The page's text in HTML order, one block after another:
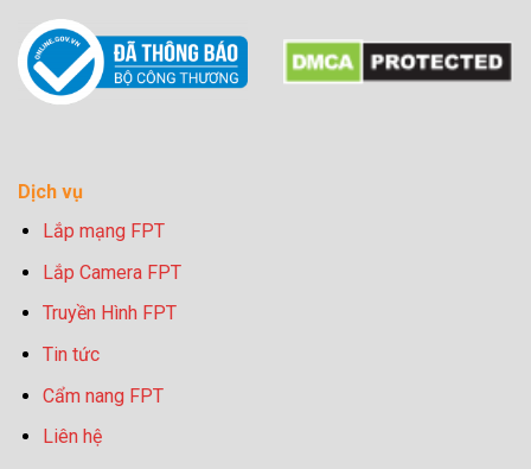
Dịch vụ
Lắp mạng FPT
Lắp Camera FPT
Truyền Hình FPT
Tin tức
Cẩm nang FPT
Liên hệ